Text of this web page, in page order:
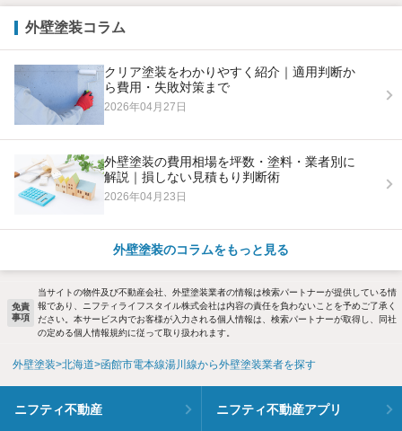
外壁塗装コラム
クリア塗装をわかりやすく紹介｜適用判断か
ら費用・失敗対策まで
2026年04月27日
外壁塗装の費用相場を坪数・塗料・業者別に
解説｜損しない見積もり判断術
2026年04月23日
外壁塗装のコラムをもっと見る
免責
事項
当サイトの物件及び不動産会社、外壁塗装業者の情報は検索パートナーが提供している情
報であり、ニフティライフスタイル株式会社は内容の責任を負わないことを予めご了承く
ださい。本サービス内でお客様が入力される個人情報は、検索パートナーが取得し、同社
の定める個人情報規約に従って取り扱われます。
外壁塗装 北海道 函館市電本線湯川線から外壁塗装業者を探す
ニフティ不動産 ニフティ不動産アプリ